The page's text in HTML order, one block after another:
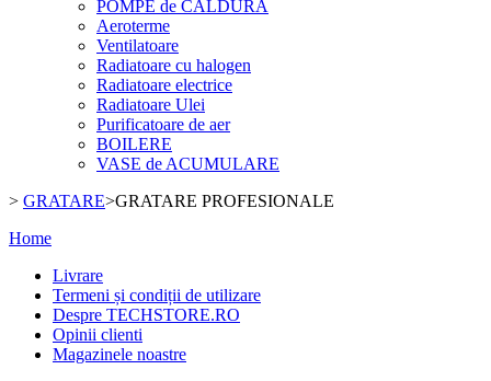
POMPE de CALDURA
Aeroterme
Ventilatoare
Radiatoare cu halogen
Radiatoare electrice
Radiatoare Ulei
Purificatoare de aer
BOILERE
VASE de ACUMULARE
> GRATARE>GRATARE PROFESIONALE
Home
Livrare
Termeni și condiții de utilizare
Despre TECHSTORE.RO
Opinii clienti
Magazinele noastre